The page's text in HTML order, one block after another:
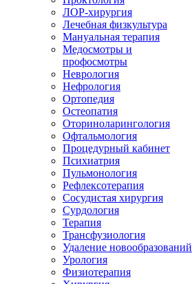
ЛОР-хирургия
Лечебная физкультура
Мануальная терапия
Медосмотры и
профосмотры
Неврология
Нефрология
Ортопедия
Остеопатия
Оториноларингология
Офтальмология
Процедурный кабинет
Психиатрия
Пульмонология
Рефлексотерапия
Сосудистая хирургия
Сурдология
Терапия
Трансфузиология
Удаление новообразований
Урология
Физиотерапия